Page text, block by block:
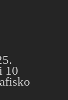
10